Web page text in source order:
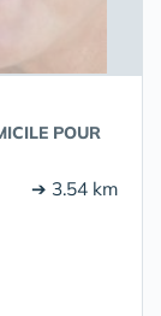
POUR
➔ 3.54 km